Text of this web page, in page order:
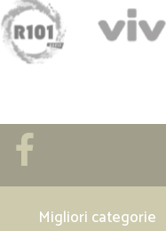
Migliori categorie